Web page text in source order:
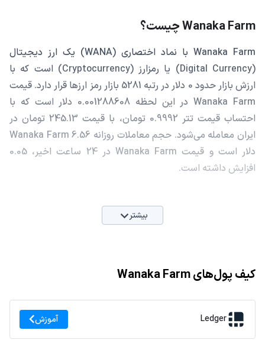
Wanaka Farm چیست؟
Wanaka Farm با نماد اختصاری (WANA) یک ارز دیجیتال
(Digital Currency) یا رمزارز (Cryptocurrency) است که با
ارزش بازار حدود 0 دلار در رتبه 5281 بازار رمز ارزها قرار دارد. قیمت
Wanaka Farm در این لحظه 0.001288608 دلار است که با
احتساب قیمت تتر 0.9992 تومان، با قیمت 245.13 تومان در
ایران معامله می‌شود. حجم معاملات روزانه Wanaka Farm 6.56
دلار است و قیمت Wanaka Farm در 24 ساعت اخیر، 0.05
افزایش داشته است.
بیشتر
کیف پول‌های Wanaka Farm
Ledger آموزش